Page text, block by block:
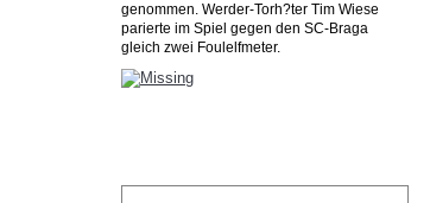
genommen. Werder-Torh?ter Tim Wiese
parierte im Spiel gegen den SC-Braga
gleich zwei Foulelfmeter.